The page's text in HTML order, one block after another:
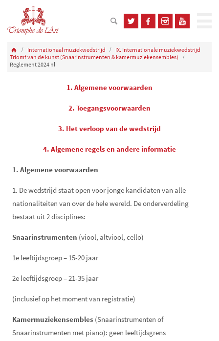
Internationaal muziekwedstrijd
IX. Internationale muziekwedstrijd
Triomf van de kunst (Snaarinstrumenten & kamermuziekensembles)
Reglement 2024 nl
1. Algemene voorwaarden
2. Toegangsvoorwaarden
3. Het verloop van de wedstrijd
4. Algemene regels en andere informatie
1. Algemene voorwaarden
1. De wedstrijd staat open voor jonge kandidaten van alle
nationaliteiten van over de hele wereld. De onderverdeling
bestaat uit 2 disciplines:
Snaarinstrumenten (viool, altviool, cello)
1e leeftijdsgroep – 15-20 jaar
2e leeftijdsgroep – 21-35 jaar
(inclusief op het moment van registratie)
Kamermuziekensembles (Snaarinstrumenten of
Snaarinstrumenten met piano): geen leeftijdsgrens